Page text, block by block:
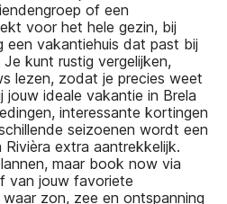
of een
voor het hele gezin, bij
een vakantiehuis dat past bij
kunt rustig vergelijken,
lezen, zodat je precies weet
ideale vakantie in Brela
interessante kortingen
seizoenen wordt een
extra aantrekkelijk.
maar book now via
van jouw favoriete
zon, zee en ontspanning